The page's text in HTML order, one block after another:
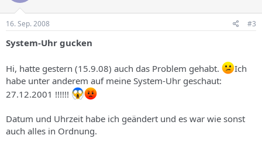
16. Sep. 2008 #3
System-Uhr gucken
Hi, hatte gestern (15.9.08) auch das Problem gehabt.
Ich
habe unter anderem auf meine System-Uhr geschaut:
27.12.2001 !!!!!!
Datum und Uhrzeit habe ich geändert und es war wie sonst
auch alles in Ordnung.